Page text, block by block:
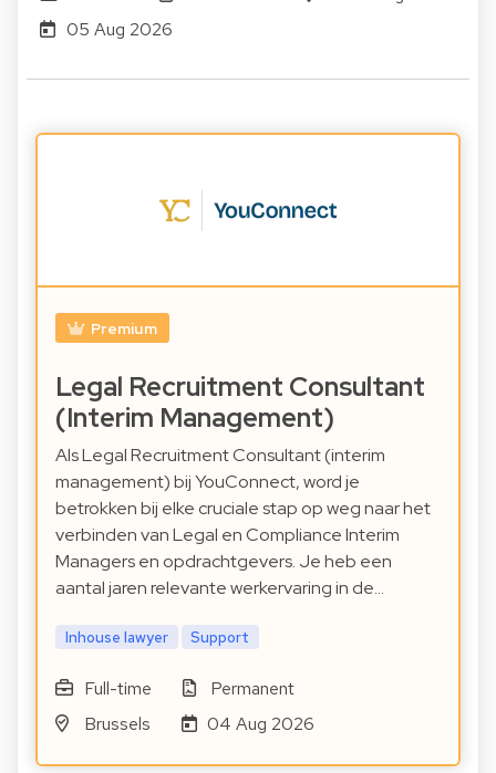
05 Aug 2026
Premium
Legal Recruitment Consultant
(Interim Management)
Als Legal Recruitment Consultant (interim
management) bij YouConnect, word je
betrokken bij elke cruciale stap op weg naar het
verbinden van Legal en Compliance Interim
Managers en opdrachtgevers. Je heb een
aantal jaren relevante werkervaring in de…
Inhouse lawyer Support
Full-time
Permanent
Brussels
04 Aug 2026